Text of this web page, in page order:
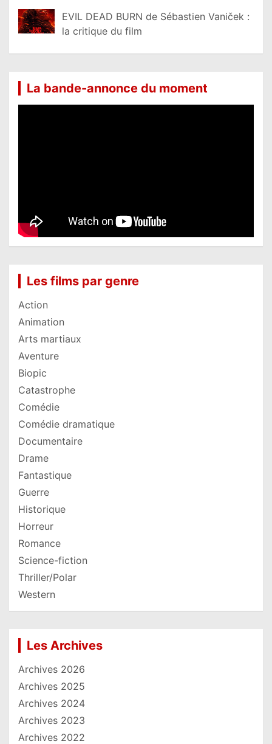
EVIL DEAD BURN de Sébastien Vaniček :
la critique du film
La bande-annonce du moment
Les films par genre
Action
Animation
Arts martiaux
Aventure
Biopic
Catastrophe
Comédie
Comédie dramatique
Documentaire
Drame
Fantastique
Guerre
Historique
Horreur
Romance
Science-fiction
Thriller/Polar
Western
Les Archives
Archives 2026
Archives 2025
Archives 2024
Archives 2023
Archives 2022